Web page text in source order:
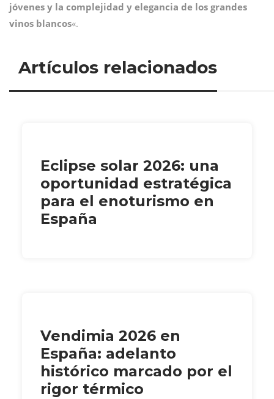
jóvenes y la complejidad y elegancia de los grandes
vinos blancos«.
Artículos relacionados
Eclipse solar 2026: una
oportunidad estratégica
para el enoturismo en
España
Vendimia 2026 en
España: adelanto
histórico marcado por el
rigor térmico